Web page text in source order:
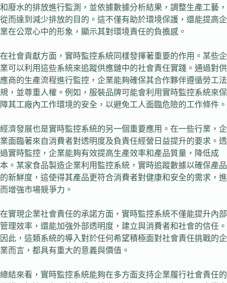
和廢水的排放進行監測，並依據數據分析結果，調整生產工藝，
從而達到減少排放的目的。這不僅有助於環境保護，還能提高企
業在公眾心中的形象，顯示其對環境責任的負擔感。
在社會貢獻方面，實時監控系統同樣發揮著重要的作用。某些企
業可以利用這些系統來追蹤供應鏈中的社會責任實踐。通過對供
應商的生產流程進行監控，企業能夠確保其合作夥伴遵循勞工法
規，並尊重人權。例如，服裝品牌可能會利用實時監控系統來保
障其工廠內工作環境的安全，以避免工人面臨危險的工作條件。
經濟發展也是實時監控系統的另一個重要應用。在一些行業，企
業面臨著來自消費者對透明度及負責任經營日益提升的要求。透
過實時監控，企業能夠有效提高生產效率和產品質量，降低成
本。某家食品製造企業利用監控系統，實時追蹤數據以確保產品
的新鮮度，這使得其產品更符合消費者對健康和安全的需求，進
而增強市場競爭力。
在實現企業社會責任的承諾方面，實時監控系統不僅能提升內部
管理效率，還能加強外部透明度，建立與消費者和社會的信任。
因此，這類系統的導入對於任何希望積極面對社會責任挑戰的企
業而言，都具有重大的意義與價值。
總結來看，實時監控系統能夠在多方面支持企業履行社會責任的